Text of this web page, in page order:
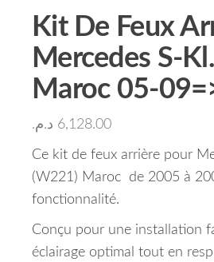
Kit De Feux
Mercedes S-
Maroc 05-
6,128.00 د.م.
Ce kit de feux arrière pour
(W221) Maroc de 2005 à
fonctionnalité.
Conçu pour une installation
éclairage optimal tout en